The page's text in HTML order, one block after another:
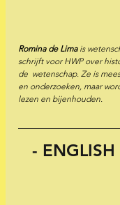
Romina de Lima is
schrijft voor HWP over
de  wetenschap. Ze is
en onderzoeken, maar
lezen en bijenhouden.
-